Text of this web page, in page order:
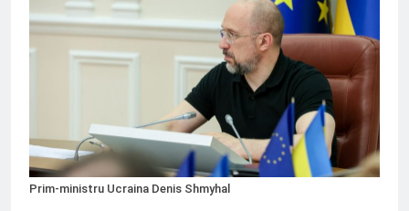
milioane de euro;
O Lună Ago
Ajutoare pentru pensionari in
2026;
O Lună Ago
Pensionarii români care
continuă să muncească;
O Lună Ago
Pensii diminuate cu 85% pentru
aceste categorii de pensionari
Prim-ministru Ucraina Denis Shmyhal